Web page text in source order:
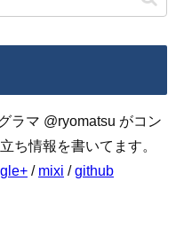
ラマ @ryomatsu がコン
ち情報を書いてます。
/ mixi /github